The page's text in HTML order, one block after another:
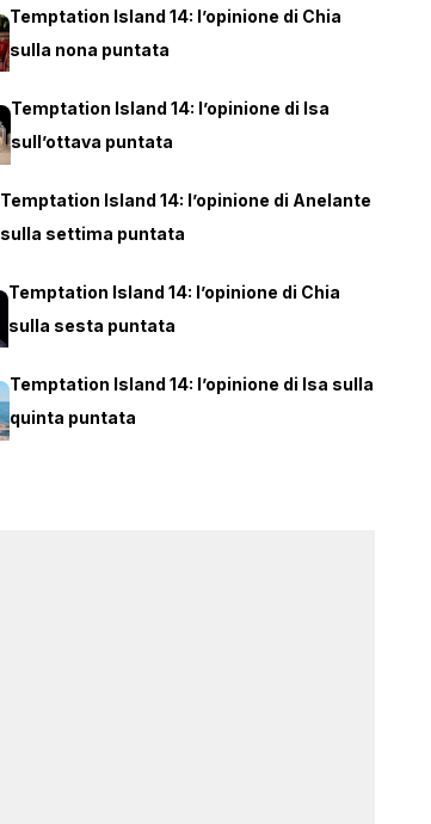
Temptation Island 14: l’opinione di Chia
sulla nona puntata
Temptation Island 14: l’opinione di Isa
sull’ottava puntata
Temptation Island 14: l’opinione di Anelante
sulla settima puntata
Temptation Island 14: l’opinione di Chia
sulla sesta puntata
Temptation Island 14: l’opinione di Isa sulla
quinta puntata